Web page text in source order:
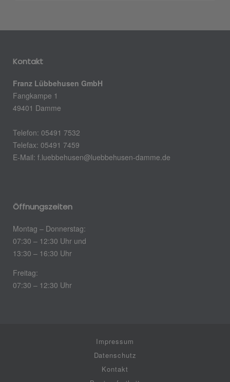
Kontakt
Franz Lübbehusen GmbH
Fangkampe 1
49401 Damme
Telefon: 05491 7532
Telefax: 05491 7459
E-Mail: f.luebbehusen@luebbehusen-damme.de
Öffnungszeiten
Montag – Donnerstag:
07:30 – 12:30 Uhr und
13:30 – 16:30 Uhr
Freitag:
07:30 – 12:30 Uhr
Impressum
Datenschutz
Kontakt